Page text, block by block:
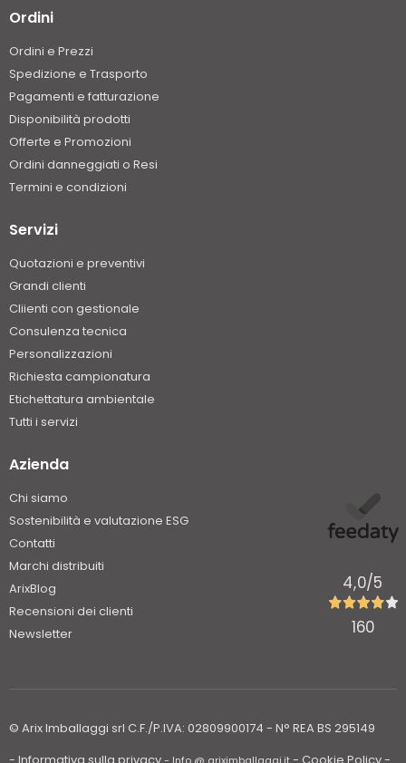
Ordini
Ordini e Prezzi
Spedizione e Trasporto
Pagamenti e fatturazione
Disponibilità prodotti
Offerte e Promozioni
Ordini danneggiati o Resi
Termini e condizioni
Servizi
Quotazioni e preventivi
Grandi clienti
Cliienti con gestionale
Consulenza tecnica
Personalizzazioni
Richiesta campionatura
Etichettatura ambientale
Tutti i servizi
Azienda
Chi siamo
Sostenibilità e valutazione ESG
Contatti
Marchi distribuiti
ArixBlog
Recensioni dei clienti
Newsletter
4,0/5
160
© Arix Imballaggi srl C.F./P.IVA: 02809900174 - N° REA BS 295149